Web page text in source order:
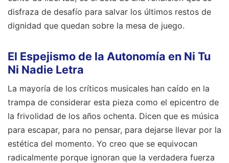
disfraza de desafío para salvar los últimos restos de
dignidad que quedan sobre la mesa de juego.
El Espejismo de la Autonomía en Ni Tu
Ni Nadie Letra
La mayoría de los críticos musicales han caído en la
trampa de considerar esta pieza como el epicentro de
la frivolidad de los años ochenta. Dicen que es música
para escapar, para no pensar, para dejarse llevar por la
estética del momento. Yo creo que se equivocan
radicalmente porque ignoran que la verdadera fuerza